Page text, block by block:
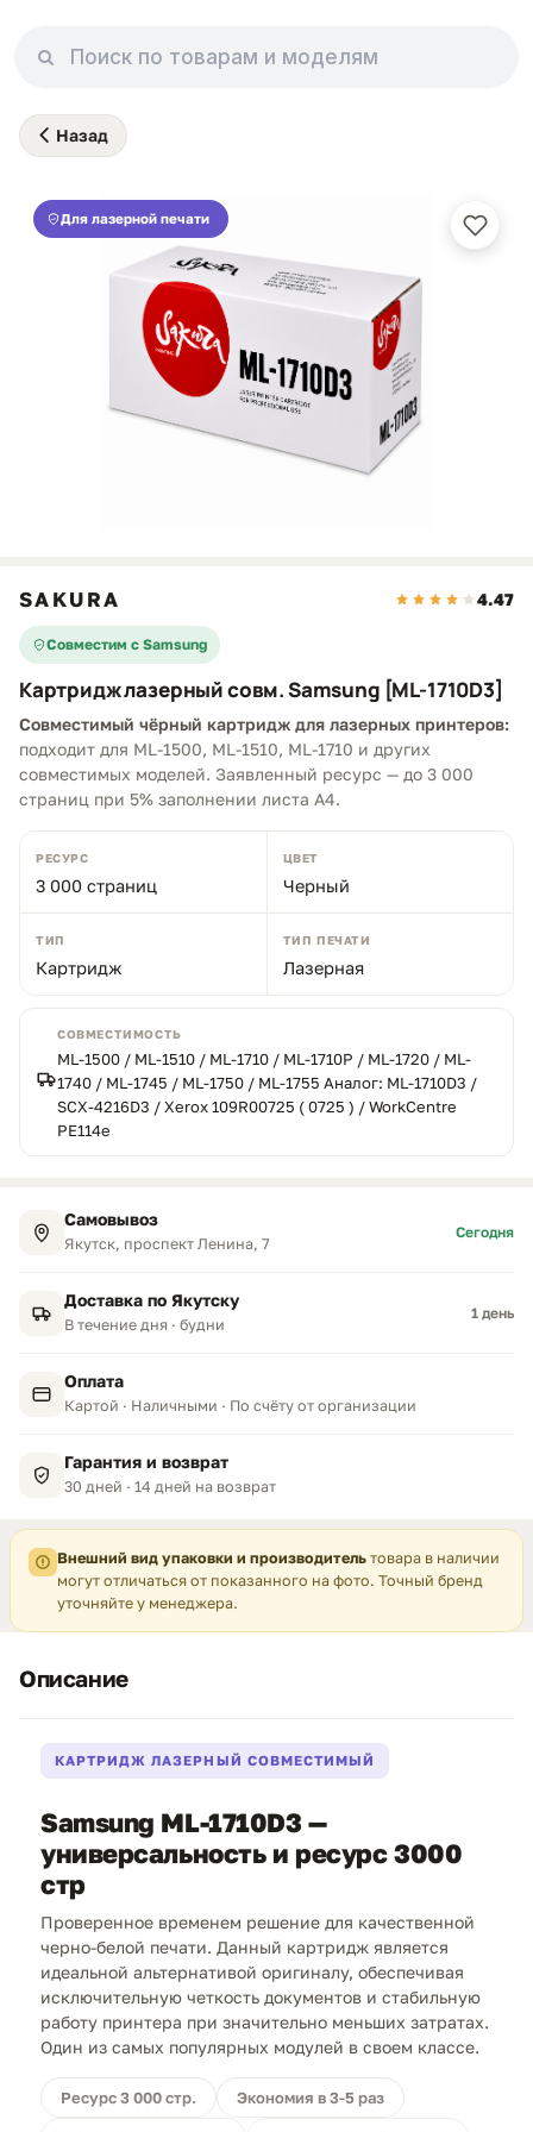
Назад
Для лазерной печати
SAKURA 4.47
Совместим с Samsung
Картридж лазерный совм. Samsung [ML-1710D3]
Совместимый чёрный картридж для лазерных принтеров:
подходит для ML-1500, ML-1510, ML-1710 и других
совместимых моделей. Заявленный ресурс — до 3 000
страниц при 5% заполнении листа A4.
РЕСУРС
3 000 страниц
ЦВЕТ
Черный
ТИП
Картридж
ТИП ПЕЧАТИ
Лазерная
СОВМЕСТИМОСТЬ
ML-1500 / ML-1510 / ML-1710 / ML-1710P / ML-1720 / ML-
1740 / ML-1745 / ML-1750 / ML-1755 Аналог: ML-1710D3 /
SCX-4216D3 / Xerox 109R00725 ( 0725 ) / WorkCentre
PE114e
Самовывоз
Якутск, проспект Ленина, 7
Сегодня
Доставка по Якутску
В течение дня · будни
1 день
Оплата
Картой · Наличными · По счёту от организации
Гарантия и возврат
30 дней · 14 дней на возврат
Внешний вид упаковки и производитель товара в наличии
могут отличаться от показанного на фото. Точный бренд
уточняйте у менеджера.
Описание
КАРТРИДЖ ЛАЗЕРНЫЙ СОВМЕСТИМЫЙ
Samsung ML-1710D3 —
универсальность и ресурс 3000
стр
Проверенное временем решение для качественной
черно-белой печати. Данный картридж является
идеальной альтернативой оригиналу, обеспечивая
исключительную четкость документов и стабильную
работу принтера при значительно меньших затратах.
Один из самых популярных модулей в своем классе.
Ресурс 3 000 стр. Экономия в 3-5 раз